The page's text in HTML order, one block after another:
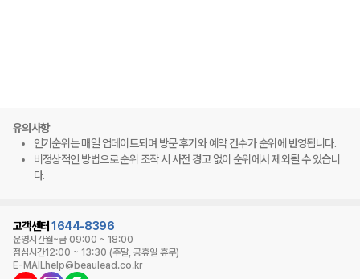
유의사항
인기순위는 매일 업데이트되며 방문 후기와 예약 건수가 순위에 반영됩니다.
비정상적인 방법으로 순위 조작 시 사전 경고 없이 순위에서 제외될 수 있습니
다.
고객센터 1644-8396
운영시간월~금 09:00 ~ 18:00
점심시간12:00 ~ 13:30 (주말, 공휴일 휴무)
E-MAILhelp@beaulead.co.kr